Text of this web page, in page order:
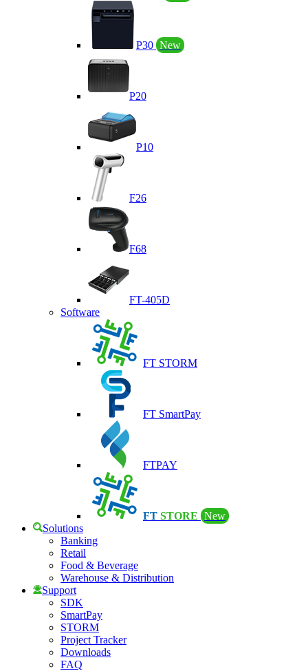
P30 New
P20
P10
F26
F68
FT-405D
Software
FT STORM
FT SmartPay
FTPAY
FT STORE New
Solutions
Banking
Retail
Food & Beverage
Warehouse & Distribution
Support
SDK
SmartPay
STORM
Project Tracker
Downloads
FAQ